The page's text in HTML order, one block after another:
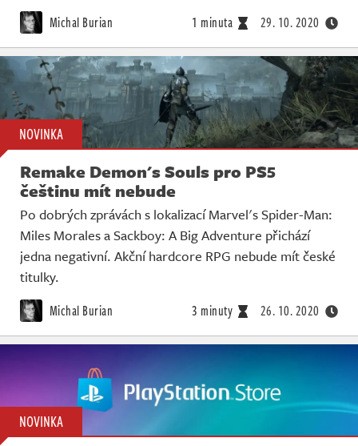
Michal Burian 1 minuta 29. 10. 2020
NOVINKA
Remake Demon's Souls pro PS5
češtinu mít nebude
Po dobrých zprávách s lokalizací Marvel's Spider-Man:
Miles Morales a Sackboy: A Big Adventure přichází
jedna negativní. Akční hardcore RPG nebude mít české
titulky.
Michal Burian 3 minuty 26. 10. 2020
NOVINKA